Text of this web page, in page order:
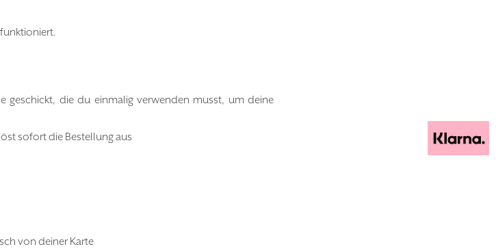
geschickt, die du einmalig verwenden musst, um deine
sofort die Bestellung aus
von deiner Karte